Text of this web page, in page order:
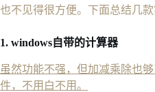
也不见得很方便。下面总结几
1. windows自带的计算器
虽然功能不强，但加减乘除也
件，不用白不用。